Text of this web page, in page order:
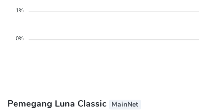
1%
0%
Pemegang Luna Classic MainNet